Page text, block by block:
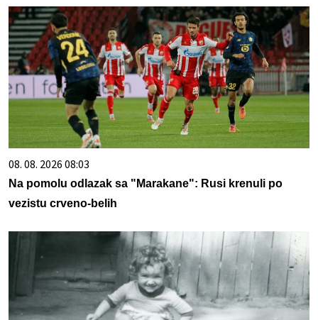
08. 08. 2026 08:03
Na pomolu odlazak sa "Marakane": Rusi krenuli po
vezistu crveno-belih